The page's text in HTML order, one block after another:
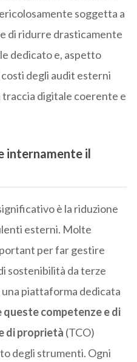
soggetta a
di ridurre drasticamente
dedicato e, aspetto
degli audit esterni
traccia digitale coerente e
internamente il
è la riduzione
esterni. Molte
per far gestire
sostenibilità da terze
piattaforma dedicata
competenze e di
di proprietà (TCO)
degli strumenti. Ogni